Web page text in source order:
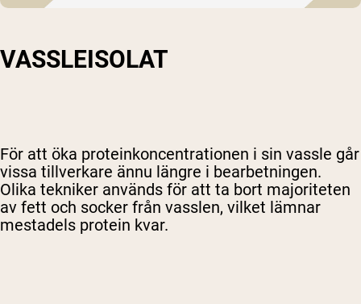
VASSLEISOLAT
För att öka proteinkoncentrationen i sin vassle går
vissa tillverkare ännu längre i bearbetningen.
Olika tekniker används för att ta bort majoriteten
av fett och socker från vasslen, vilket lämnar
mestadels protein kvar.